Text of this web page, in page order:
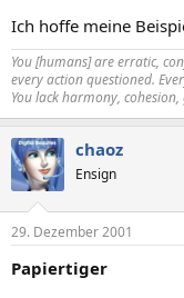
Ich hoffe meine
You [humans] are erratic,
every action questioned.
You lack harmony,
chaoz
Ensign
29. Dezember 2001
Papiertiger